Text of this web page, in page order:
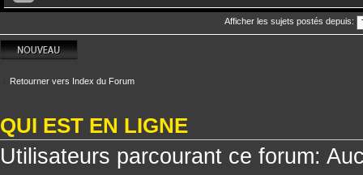
Afficher les sujets postés depuis:
Écrire un nouveau
sujet
Retourner vers Index du Forum
QUI EST EN LIGNE
Utilisateurs parcourant ce forum: